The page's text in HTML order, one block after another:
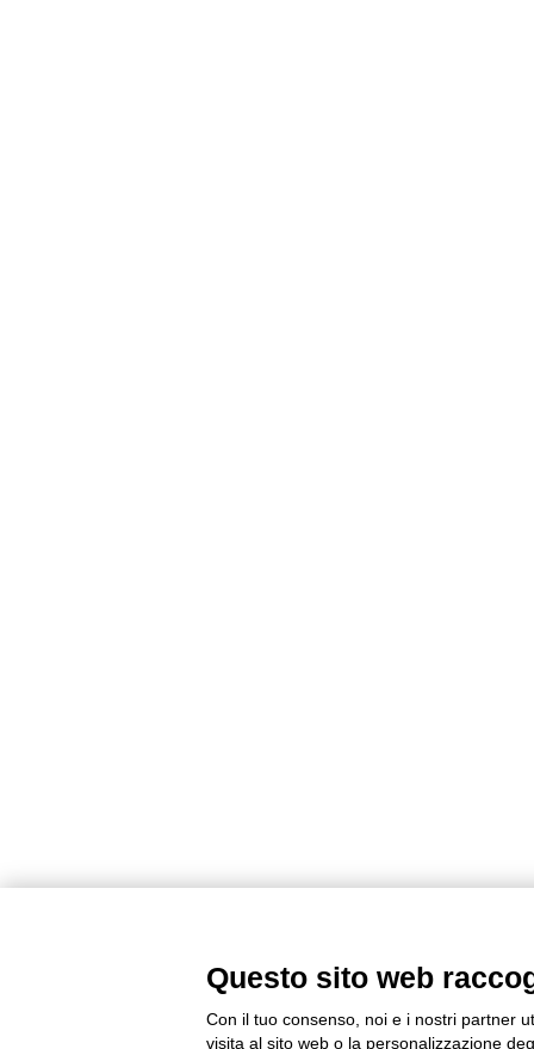
Questo sito web
Con il tuo consenso, noi e i nostri partner
visita al sito web o la personalizzazione